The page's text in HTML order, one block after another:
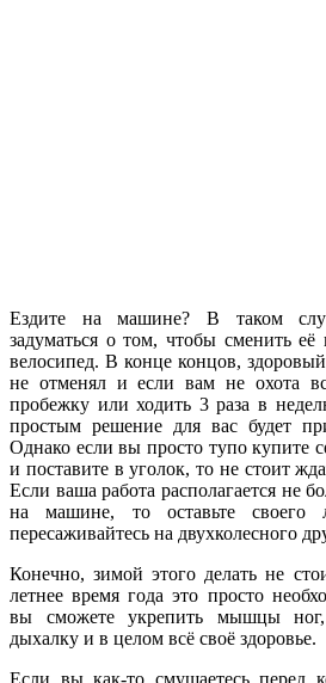
Ездите на машине? В таком
задуматься о том, чтобы сменить
велосипед. В конце концов,
не отменял и если вам не охота
пробежку или ходить 3 раза в
простым решение для вас будет
Однако если вы просто тупо купите
и поставите в уголок, то не стоит
Если ваша работа располагается не
на машине, то оставьте
пересаживайтесь на двухколесного
Конечно, зимой этого делать не
летнее время года это просто
вы сможете укрепить мышцы
дыхалку и в целом всё своё здоровье.
Если вы как-то смущаетесь перед